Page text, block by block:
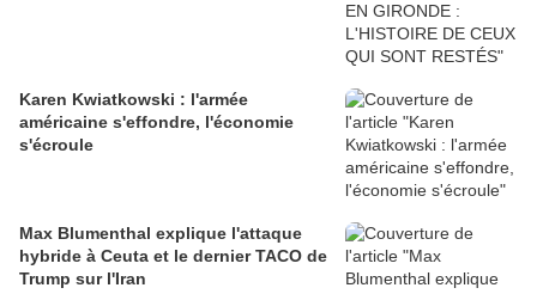
Karen Kwiatkowski : l'armée
américaine s'effondre, l'économie
s'écroule
Max Blumenthal explique l'attaque
hybride à Ceuta et le dernier TACO de
Trump sur l'Iran